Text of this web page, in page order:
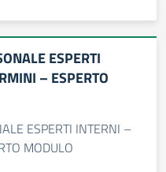
ESPERTI
– ESPERTO
ESPERTI INTERNI –
MODULO